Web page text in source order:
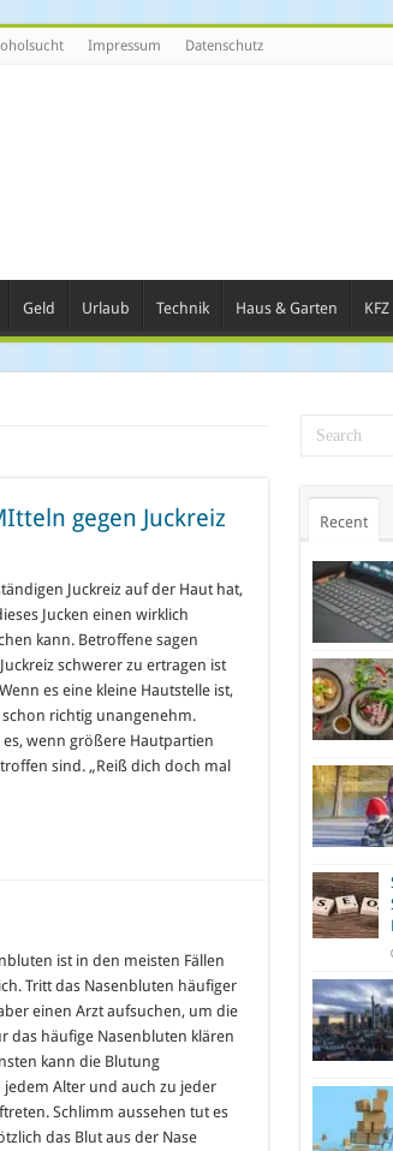
Impressum Datenschutz
Geld Urlaub Technik Haus & Garten KFZ
gegen Juckreiz
Juckreiz auf der Haut hat,
Jucken einen wirklich
kann. Betroffene sagen
schwerer zu ertragen ist
es eine kleine Hautstelle ist,
schon richtig unangenehm.
wenn größere Hautpartien
sind. „Reiß dich doch mal
ist in den meisten Fällen
Tritt das Nasenbluten häufiger
einen Arzt aufsuchen, um die
das häufige Nasenbluten klären
kann die Blutung
Alter und auch zu jeder
Schlimm aussehen tut es
das Blut aus der Nase
Recent